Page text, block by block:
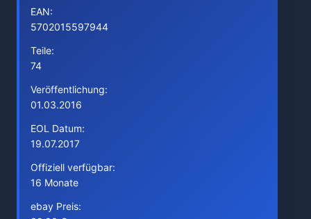
EAN:
5702015597944
Teile:
74
Veröffentlichung:
01.03.2016
EOL Datum:
19.07.2017
Offiziell verfügbar:
16 Monate
ebay Preis: